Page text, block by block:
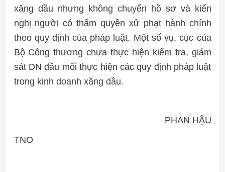
xăng dầu nhưng không chuyển hồ sơ và kiến
nghị người có thẩm quyền xử phạt hành chính
theo quy định của pháp luật. Một số vụ, cục của
Bộ Công thương chưa thực hiện kiểm tra, giám
sát DN đầu mối thực hiện các quy định pháp luật
trong kinh doanh xăng dầu.
PHAN HẬU
TNO